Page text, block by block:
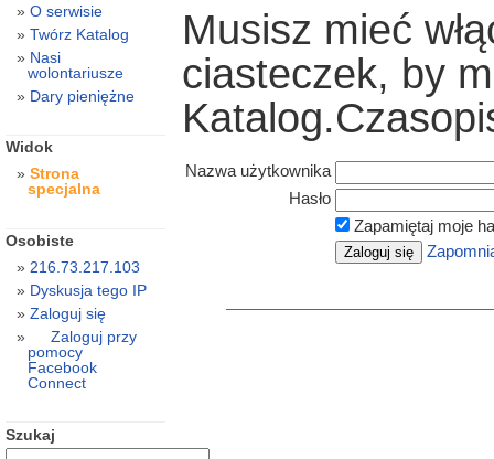
Musisz mieć
ciasteczek, by
Nazwa użytkownika
Hasło
Zapamiętaj moje
O serwisie
Twórz Katalog
Nasi
wolontariusze
Dary pieniężne
Widok
Strona
specjalna
Osobiste
216.73.217.103
Dyskusja tego IP
Zaloguj się
Zaloguj przy
pomocy
Facebook
Connect
Szukaj